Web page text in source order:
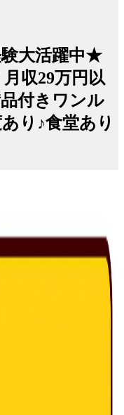
験大活躍中★
収29万円以
付きワンル
り♪食堂あり